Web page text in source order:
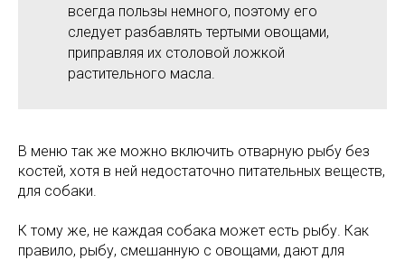
всегда пользы немного, поэтому его
следует разбавлять тертыми овощами,
приправляя их столовой ложкой
растительного масла.
В меню так же можно включить отварную рыбу без
костей, хотя в ней недостаточно питательных веществ,
для собаки.
К тому же, не каждая собака может есть рыбу. Как
правило, рыбу, смешанную с овощами, дают для